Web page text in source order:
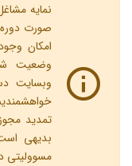
نمایه
صورت
امکان
وضعیت
وبسایت
تمدید
بدیهی
مسوولیتی